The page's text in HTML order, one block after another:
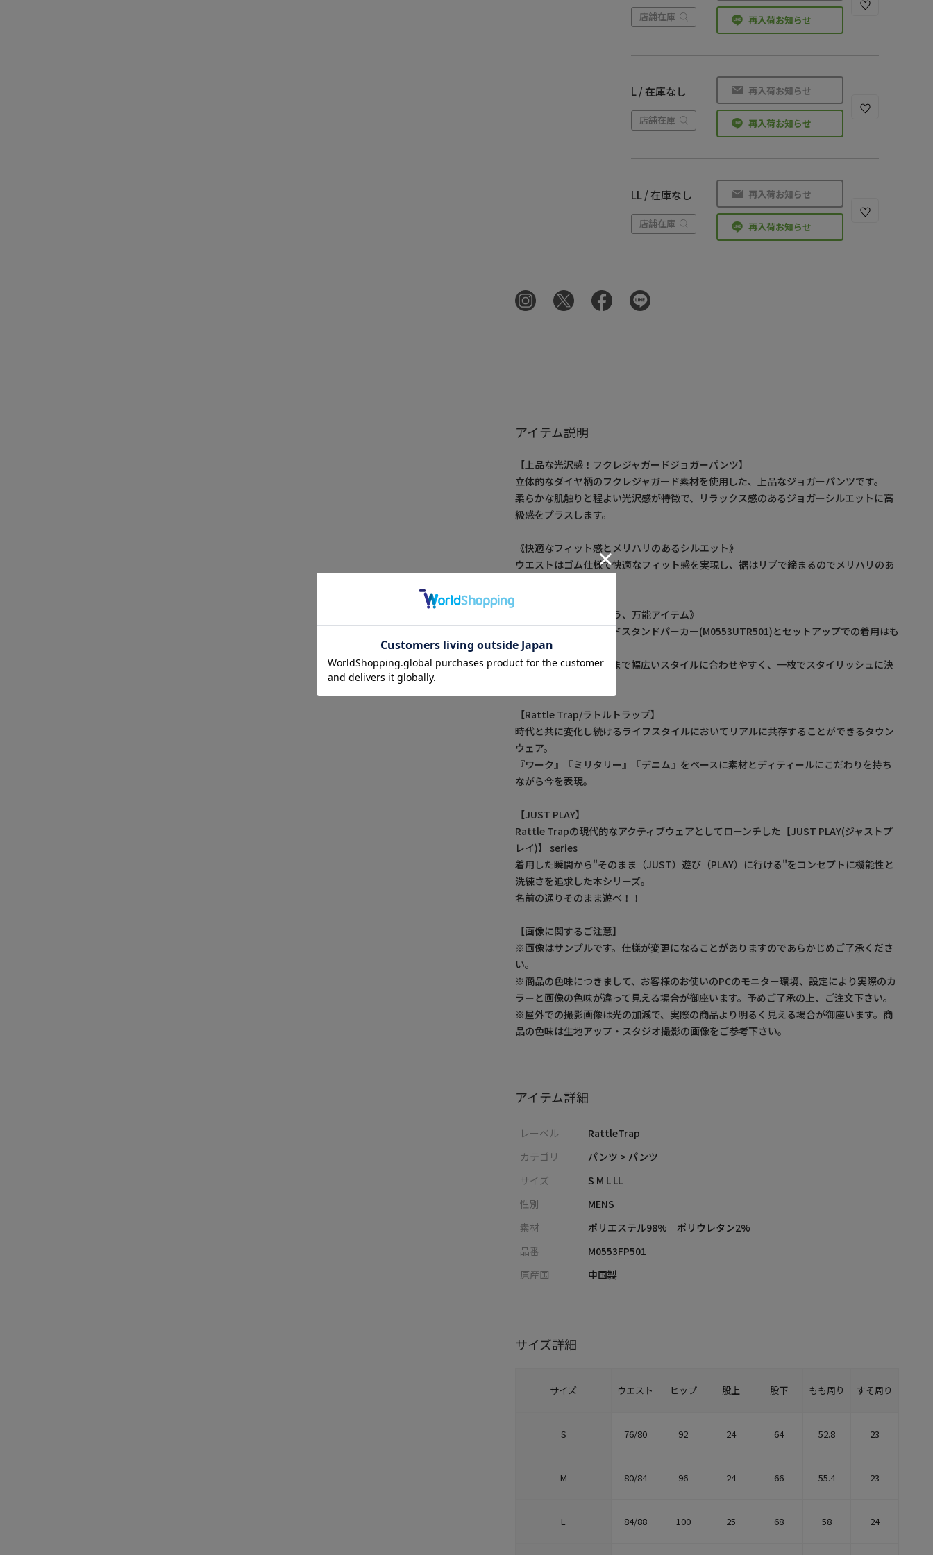
店舗在庫 再入荷お知らせ
L / 在庫なし
店舗在庫
再入荷お知らせ
再入荷お知らせ
LL / 在庫なし
店舗在庫
再入荷お知らせ
再入荷お知らせ
アイテム説明
【上品な光沢感！フクレジャガードジョガーパンツ】
立体的なダイヤ柄のフクレジャガード素材を使用した、上品なジョガーパンツです。
柔らかな肌触りと程よい光沢感が特徴で、リラックス感のあるジョガーシルエットに高
級感をプラスします。
《快適なフィット感とメリハリのあるシルエット》
ウエストはゴム仕様で快適なフィット感を実現し、裾はリブで締まるのでメリハリのあ
《幅広いスタイルに合う、万能アイテム》
ダイヤフクレジャガードスタンドパーカー(M0553UTR501)とセットアップでの着用はも
ちろん、
カジュアルからモードまで幅広いスタイルに合わせやすく、一枚でスタイリッシュに決
【Rattle Trap/ラトルトラップ】
時代と共に変化し続けるライフスタイルにおいてリアルに共存することができるタウン
ウェア。
『ワーク』『ミリタリー』『デニム』をベースに素材とディティールにこだわりを持ち
ながら今を表現。
【JUST PLAY】
Rattle Trapの現代的なアクティブウェアとしてローンチした【JUST PLAY(ジャストプ
レイ)】 series
着用した瞬間から"そのまま（JUST）遊び（PLAY）に行ける"をコンセプトに機能性と
洗練さを追求した本シリーズ。
名前の通りそのまま遊べ！！
【画像に関するご注意】
※画像はサンプルです。仕様が変更になることがありますのであらかじめご了承くださ
い。
※商品の色味につきまして、お客様のお使いのPCのモニター環境、設定により実際のカ
ラーと画像の色味が違って見える場合が御座います。予めご了承の上、ご注文下さい。
※屋外での撮影画像は光の加減で、実際の商品より明るく見える場合が御座います。商
品の色味は生地アップ・スタジオ撮影の画像をご参考下さい。
アイテム詳細
レーベル
RattleTrap
カテゴリ
パンツ > パンツ
サイズ
S M L LL
性別
MENS
素材
ポリエステル98% ポリウレタン2%
品番
M0553FP501
原産国
中国製
サイズ詳細
サイズ ウエスト ヒップ 股上 股下 もも周り すそ周り
S 76/80 92 24 64 52.8 23
M 80/84 96 24 66 55.4 23
L 84/88 100 25 68 58 24